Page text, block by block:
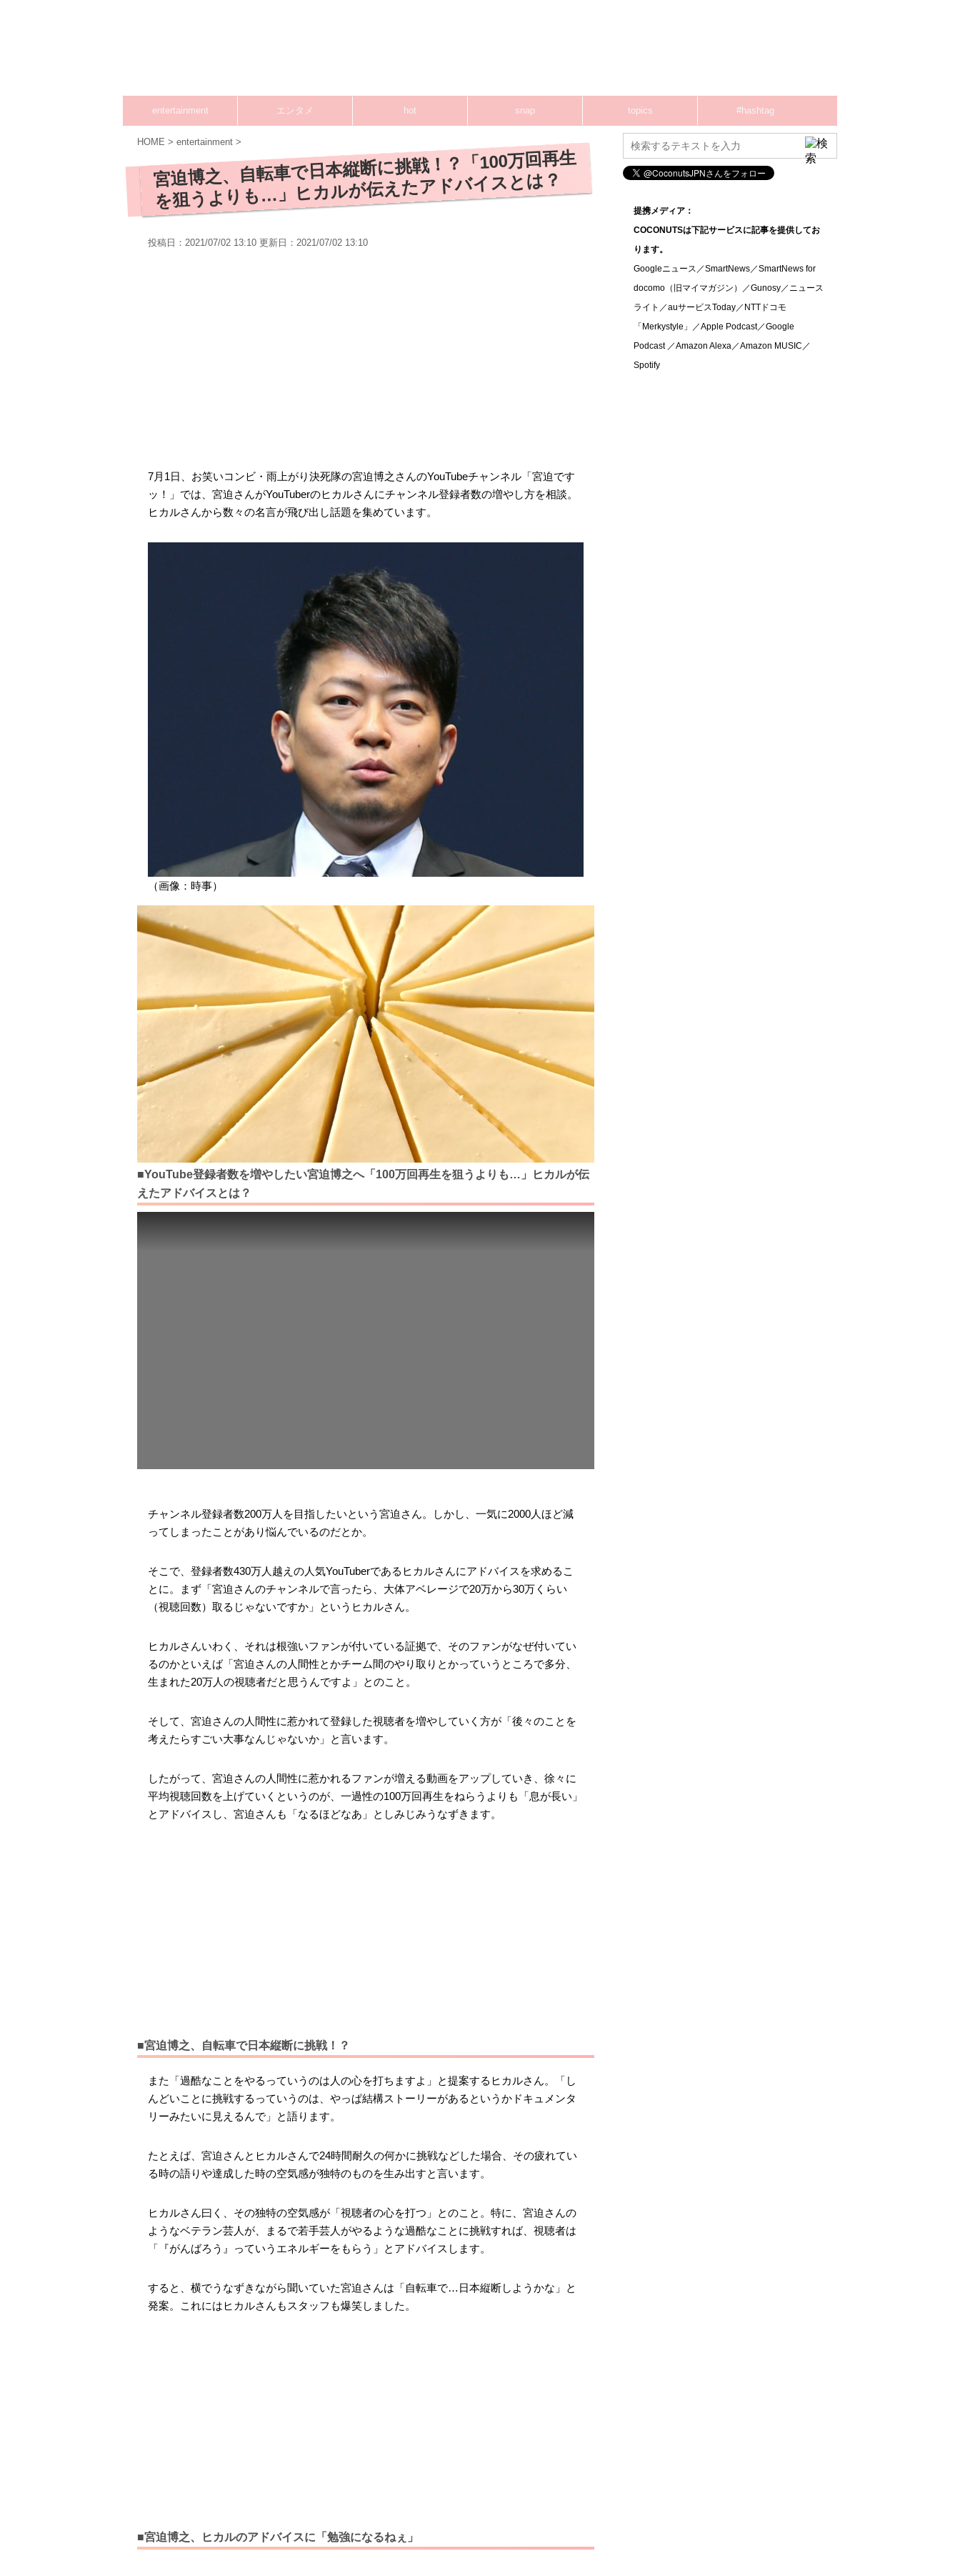
entertainment エンタメ hot snap topics #hashtag
HOME > entertainment >
宮迫博之、自転車で日本縦断に挑戦！？「100万回再生
を狙うよりも…」ヒカルが伝えたアドバイスとは？
投稿日：2021/07/02 13:10 更新日： 2021/07/02 13:10
7月1日、お笑いコンビ・雨上がり決死隊の宮迫博之さんのYouTubeチャンネル「宮迫です
ッ！」では、宮迫さんがYouTuberのヒカルさんにチャンネル登録者数の増やし方を相談。
ヒカルさんから数々の名言が飛び出し話題を集めています。
（画像：時事）
■YouTube登録者数を増やしたい宮迫博之へ「100万回再生を狙うよりも…」ヒカルが伝
えたアドバイスとは？
チャンネル登録者数200万人を目指したいという宮迫さん。しかし、一気に2000人ほど減
ってしまったことがあり悩んでいるのだとか。
そこで、登録者数430万人越えの人気YouTuberであるヒカルさんにアドバイスを求めるこ
とに。まず「宮迫さんのチャンネルで言ったら、大体アベレージで20万から30万くらい
（視聴回数）取るじゃないですか」というヒカルさん。
ヒカルさんいわく、それは根強いファンが付いている証拠で、そのファンがなぜ付いてい
るのかといえば「宮迫さんの人間性とかチーム間のやり取りとかっていうところで多分、
生まれた20万人の視聴者だと思うんですよ」とのこと。
そして、宮迫さんの人間性に惹かれて登録した視聴者を増やしていく方が「後々のことを
考えたらすごい大事なんじゃないか」と言います。
したがって、宮迫さんの人間性に惹かれるファンが増える動画をアップしていき、徐々に
平均視聴回数を上げていくというのが、一過性の100万回再生をねらうよりも「息が長い」
とアドバイスし、宮迫さんも「なるほどなあ」としみじみうなずきます。
■宮迫博之、自転車で日本縦断に挑戦！？
また「過酷なことをやるっていうのは人の心を打ちますよ」と提案するヒカルさん。「し
んどいことに挑戦するっていうのは、やっぱ結構ストーリーがあるというかドキュメンタ
リーみたいに見えるんで」と語ります。
たとえば、宮迫さんとヒカルさんで24時間耐久の何かに挑戦などした場合、その疲れてい
る時の語りや達成した時の空気感が独特のものを生み出すと言います。
ヒカルさん曰く、その独特の空気感が「視聴者の心を打つ」とのこと。特に、宮迫さんの
ようなベテラン芸人が、まるで若手芸人がやるような過酷なことに挑戦すれば、視聴者は
「『がんばろう』っていうエネルギーをもらう」とアドバイスします。
すると、横でうなずきながら聞いていた宮迫さんは「自転車で…日本縦断しようかな」と
発案。これにはヒカルさんもスタッフも爆笑しました。
■宮迫博之、ヒカルのアドバイスに「勉強になるねぇ」
提携メディア：
COCONUTSは下記サービスに記事を提供してお
ります。
Googleニュース／SmartNews／SmartNews for
docomo（旧マイマガジン）／Gunosy／ニュース
ライト／auサービスToday／NTTドコモ
「Merkystyle」／Apple Podcast／Google
Podcast ／Amazon Alexa／Amazon MUSIC／
Spotify